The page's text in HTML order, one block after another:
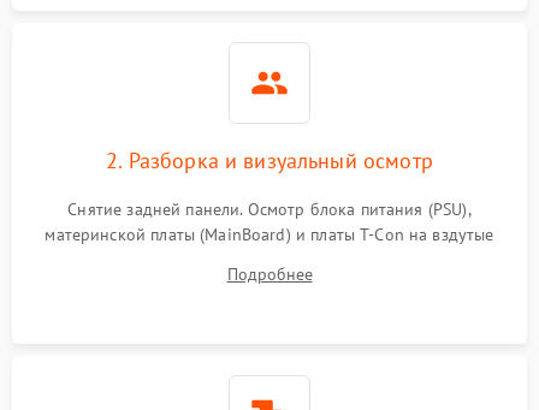
2. Разборка и визуальный осмотр
Снятие задней панели. Осмотр блока питания (PSU),
материнской платы (MainBoard) и платы T-Con на вздутые
Проверка надежности фиксации и целостности шлейфов.
Подробнее